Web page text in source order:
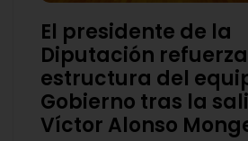
El presidente de la
Diputación
estructura del
Gobierno tras la
Víctor Alonso